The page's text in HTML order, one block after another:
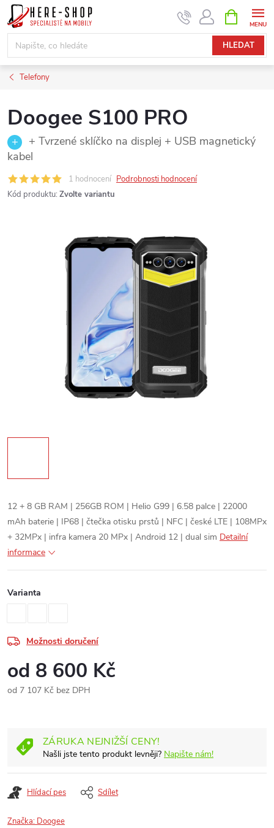
Přejít
na
obsah
HLEDAT
NÁKUPNÍ
KOŠÍK
Telefony
Doogee S100 PRO
+ Tvrzené sklíčko na displej + USB magnetický
kabel
1 hodnocení Podrobnosti hodnocení
Kód produktu: Zvolte variantu
12 + 8 GB RAM | 256GB ROM | Helio G99 | 6.58 palce | 22000
mAh baterie | IP68 | čtečka otisku prstů | NFC | české LTE | 108MPx
+ 32MPx | infra kamera 20 MPx | Android 12 | dual sim Detailní
informace
Varianta
Možnosti doručení
od 8 600 Kč
od 7 107 Kč bez DPH
ZÁRUKA NEJNIŽŠÍ CENY!
Našli jste tento produkt levněji? Napište nám!
Hlídací pes Sdílet
Značka: Doogee